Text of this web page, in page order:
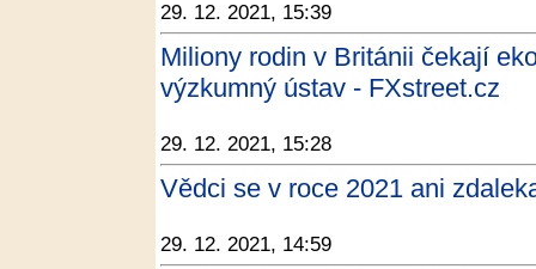
29. 12. 2021, 15:39
Miliony rodin v Británii čekají
výzkumný ústav - FXstreet.cz
29. 12. 2021, 15:28
Vědci se v roce 2021 ani
29. 12. 2021, 14:59